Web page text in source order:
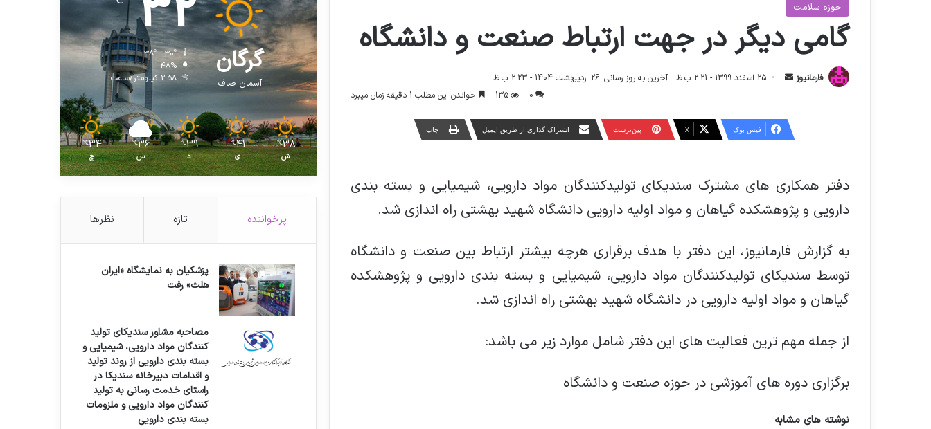
حوزه سلامت
گامی دیگر در جهت ارتباط صنعت و دانشگاه
فارمانیوز
م
ی
25 اسفند 1399 - 2:21 ب.ظ
آخرین به روز رسانی: 26 اردیبهشت 1404 - 2:23 ب.ظ
0
135 خواندن این مطلب 1 دقیقه زمان میبرد
فیس بوک X ‫پین‌ترست اشتراک گذاری از طریق ایمیل چاپ
دفتر همکاری های مشترک سندیکای تولیدکنندگان مواد دارویی، شیمیایی و بسته بندی
دارویی و پژوهشکده گیاهان و مواد اولیه دارویی دانشگاه شهید بهشتی راه اندازی شد.
به گزارش فارمانیوز، این دفتر با هدف برقراری هرچه بیشتر ارتباط بین صنعت و دانشگاه
توسط سندیکای تولیدکنندگان مواد دارویی، شیمیایی و بسته بندی دارویی و پژوهشکده
گیاهان و مواد اولیه دارویی در دانشگاه شهید بهشتی راه اندازی شد.
از جمله مهم ترین فعالیت های این دفتر شامل موارد زیر می باشد:
برگزاری دوره های آموزشی در حوزه صنعت و دانشگاه
نوشته های مشابه
گرگان
آسمان صاف
38º - 30º
48%
2.58 کیلومتر/ساعت
38
℃
ش
41
℃
ی
39
℃
د
36
℃
س
34
℃
چ
پرخواننده تازه نظرها
پزشکیان به نمایشگاه «ایران
هلث» رفت
مصاحبه مشاور سندیکای تولید
کنندگان مواد دارویی، شیمیایی و
بسته بندی دارویی از روند تولید
و اقدامات دبیرخانه سندیکا در
راستای خدمت رسانی به تولید
کنندگان مواد دارویی و ملزومات
بسته بندی دارویی